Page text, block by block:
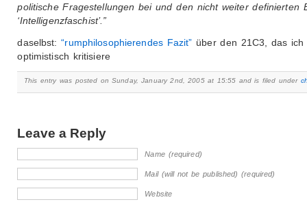
politische Fragestellungen bei und den nicht weiter definierten
‘Intelligenzfaschist’.”
daselbst:“rumphilosophierendes Fazit” über den 21C3, das
optimistisch kritisiere
This entry was posted on Sunday, January 2nd, 2005 at 15:55 and is filed under
Leave a Reply
Name (required)
Mail (will not be published) (required)
Website